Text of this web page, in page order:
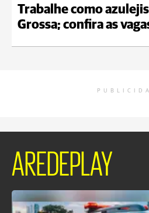
Trabalhe como
Grossa; confira as
AREDEPLAY